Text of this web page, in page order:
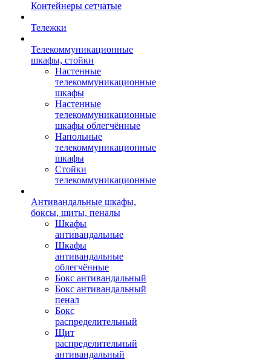
Контейнеры сетчатые
Тележки
Телекоммуникационные
шкафы, стойки
Настенные
телекоммуникационные
шкафы
Настенные
телекоммуникационные
шкафы облегчённые
Напольные
телекоммуникационные
шкафы
Стойки
телекоммуникационные
Антивандальные шкафы,
боксы, щиты, пеналы
Шкафы
антивандальные
Шкафы
антивандальные
облегчённые
Бокс антивандальный
Бокс антивандальный
пенал
Бокс
распределительный
Щит
распределительный
антивандальный